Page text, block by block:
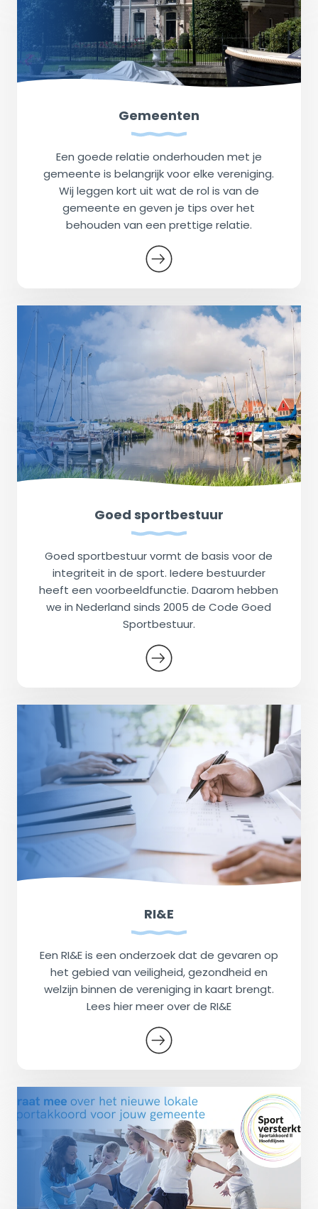
Gemeenten
Een goede relatie onderhouden met je
gemeente is belangrijk voor elke vereniging.
Wij leggen kort uit wat de rol is van de
gemeente en geven je tips over het
behouden van een prettige relatie.
Goed sportbestuur
Goed sportbestuur vormt de basis voor de
integriteit in de sport. Iedere bestuurder
heeft een voorbeeldfunctie. Daarom hebben
we in Nederland sinds 2005 de Code Goed
Sportbestuur.
RI&E
Een RI&E is een onderzoek dat de gevaren op
het gebied van veiligheid, gezondheid en
welzijn binnen de vereniging in kaart brengt.
Lees hier meer over de RI&E